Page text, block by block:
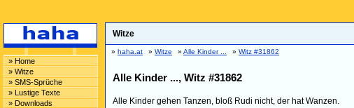
» Home
» Witze
» SMS-Sprüche
» Lustige Texte
» Downloads
Witze
» haha.at » Witze » Alle Kinder ... » Witz #31862
Alle Kinder ..., Witz #31862
Alle Kinder gehen Tanzen, bloß Rudi nicht, der hat Wanzen.